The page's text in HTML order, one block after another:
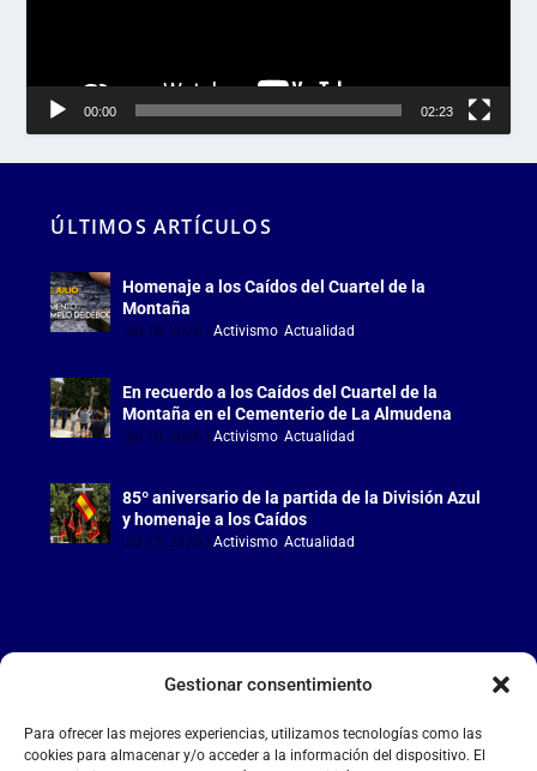
Gestionar consentimiento
Para ofrecer las mejores experiencias, utilizamos tecnologías como las
cookies para almacenar y/o acceder a la información del dispositivo. El
00:00 02:23
ÚLTIMOS ARTÍCULOS
Homenaje a los Caídos del Cuartel de la
Montaña
Jul 18, 2026 |Activismo,Actualidad
En recuerdo a los Caídos del Cuartel de la
Montaña en el Cementerio de La Almudena
Jul 18, 2026 |Activismo,Actualidad
85º aniversario de la partida de la División Azul
y homenaje a los Caídos
Jul 15, 2026 |Activismo,Actualidad
LA FALANGE
Reproductor